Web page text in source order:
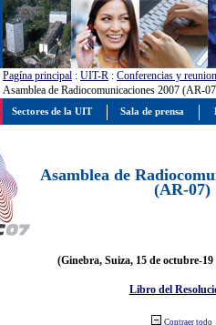
Pagína principal : UIT-R : Conferencias y
Asamblea de Radiocomunicaciones 2007 (AR-
Asamblea de
(AR-07)
(Ginebra, Suiza, 15 de octubre-19
Libro del
Contraer todo
Sectores de la UIT Sala de prensa